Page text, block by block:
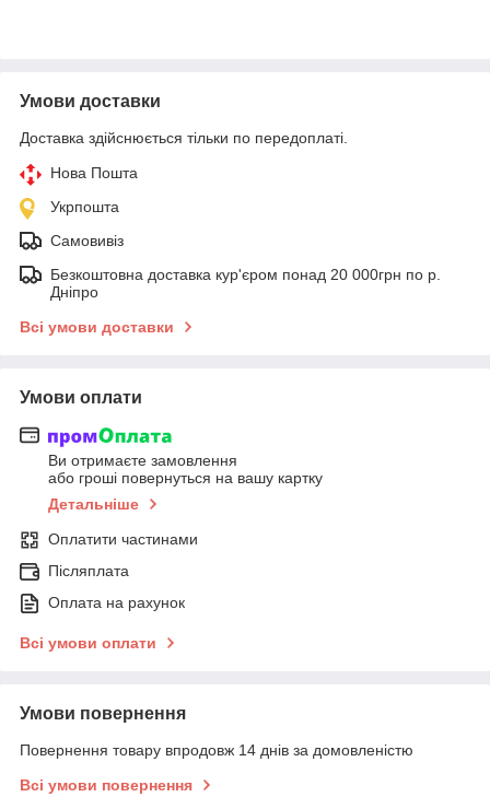
Умови доставки
Доставка здійснюється тільки по передоплаті.
Нова Пошта
Укрпошта
Самовивіз
Безкоштовна доставка кур'єром понад 20 000грн по р.
Дніпро
Всі умови доставки
Умови оплати
Ви отримаєте замовлення
або гроші повернуться на вашу картку
Детальніше
Оплатити частинами
Післяплата
Оплата на рахунок
Всі умови оплати
Умови повернення
Повернення товару впродовж 14 днів за домовленістю
Всі умови повернення